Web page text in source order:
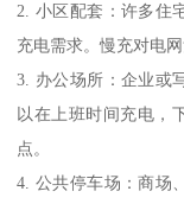
2. 小区配套：许多住
充电需求。慢充对电
3. 办公场所：企业或
以在上班时间充电，
点。
4. 公共停车场：商场